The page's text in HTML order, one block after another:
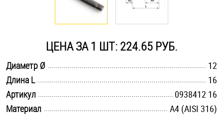
Стопорные кольца
Такелаж
ЦЕНА ЗА 1 ШТ: 224.65 РУБ.
Диаметр Ø
12
Длина L
16
Артикул
0938412 16
Материал
A4 (AISI 316)